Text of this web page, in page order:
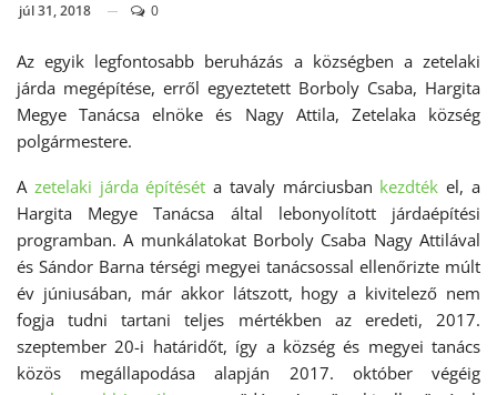
júl 31, 2018 0
Az egyik legfontosabb beruházás a községben a zetelaki
járda megépítése, erről egyeztetett Borboly Csaba, Hargita
Megye Tanácsa elnöke és Nagy Attila, Zetelaka község
polgármestere.
A zetelaki járda építését a tavaly márciusban kezdték el, a
Hargita Megye Tanácsa által lebonyolított járdaépítési
programban. A munkálatokat Borboly Csaba Nagy Attilával
és Sándor Barna térségi megyei tanácsossal ellenőrizte múlt
év júniusában, már akkor látszott, hogy a kivitelező nem
fogja tudni tartani teljes mértékben az eredeti, 2017.
szeptember 20-i határidőt, így a község és megyei tanács
közös megállapodása alapján 2017. október végéig